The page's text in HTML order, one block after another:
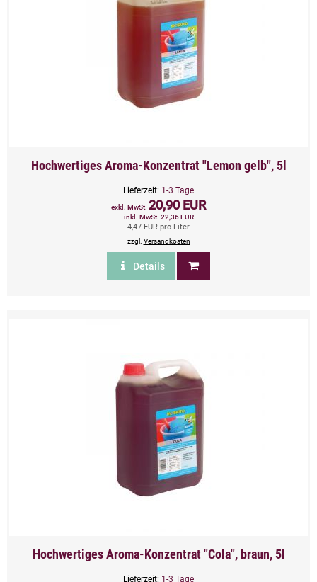
Hochwertiges Aroma-Konzentrat "Lemon gelb", 5l
Lieferzeit: 1-3 Tage
exkl. MwSt. 20,90 EUR
inkl. MwSt. 22,36 EUR
4,47 EUR pro Liter
zzgl. Versandkosten
Details
Hochwertiges Aroma-Konzentrat "Cola", braun, 5l
Lieferzeit: 1-3 Tage